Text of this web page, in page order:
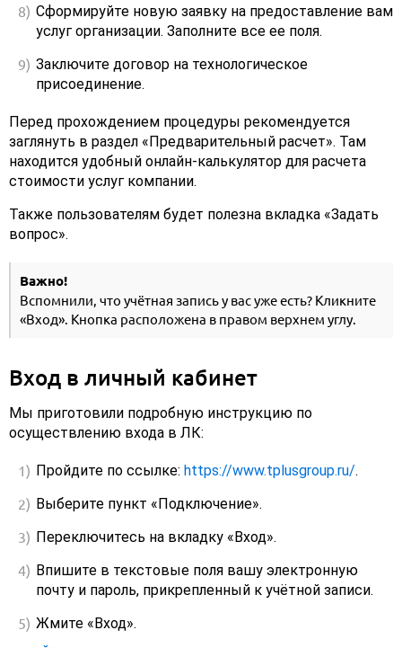
Сформируйте новую заявку на предоставление вам
услуг организации. Заполните все ее поля.
Заключите договор на технологическое
присоединение.
Перед прохождением процедуры рекомендуется
заглянуть в раздел «Предварительный расчет». Там
находится удобный онлайн-калькулятор для расчета
стоимости услуг компании.
Также пользователям будет полезна вкладка «Задать
вопрос».
Важно!
Вспомнили, что учётная запись у вас уже есть? Кликните
«Вход». Кнопка расположена в правом верхнем углу.
Вход в личный кабинет
Мы приготовили подробную инструкцию по
осуществлению входа в ЛК:
Пройдите по ссылке: https://www.tplusgroup.ru/.
Выберите пункт «Подключение».
Переключитесь на вкладку «Вход».
Впишите в текстовые поля вашу электронную
почту и пароль, прикрепленный к учётной записи.
Жмите «Вход».